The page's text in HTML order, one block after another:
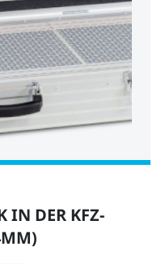
IN DER KFZ-